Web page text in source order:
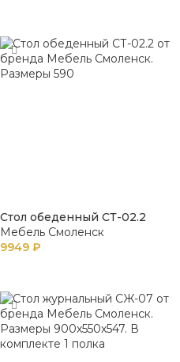
Стол обеденный СТ-02.2
Мебель Смоленск
9949 ₽